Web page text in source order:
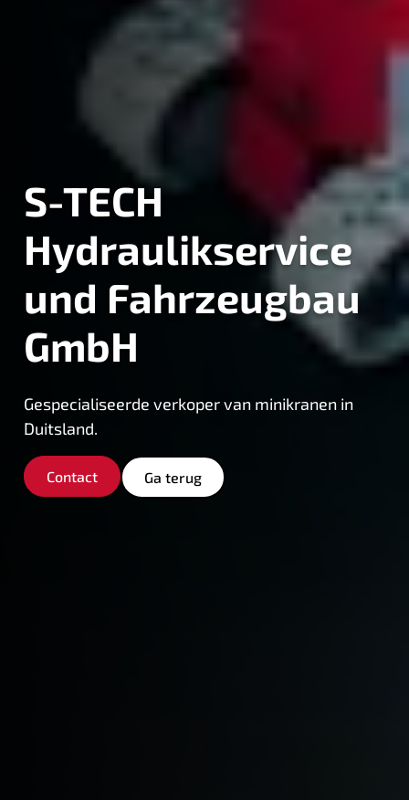
S-TECH
Hydraulikservice
und Fahrzeugbau
GmbH
Gespecialiseerde verkoper van minikranen in
Duitsland.
Contact Ga terug